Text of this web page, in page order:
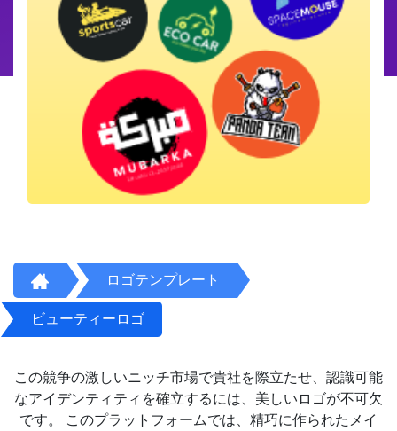
ロゴテンプレート
ビューティーロゴ
この競争の激しいニッチ市場で貴社を際立たせ、認識可能
なアイデンティティを確立するには、美しいロゴが不可欠
です。 このプラットフォームでは、精巧に作られたメイ